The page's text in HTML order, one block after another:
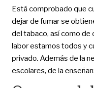
Está comprobado que
dejar de fumar se
del tabaco, así como de
labor estamos todos y
privado. Además de la
escolares, de la